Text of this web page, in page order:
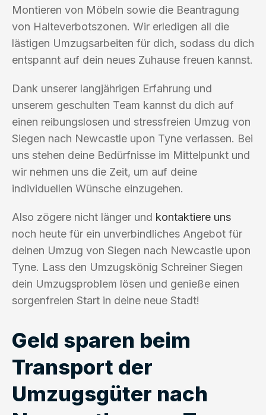
Montieren von Möbeln sowie die Beantragung
von Halteverbotszonen. Wir erledigen all die
lästigen Umzugsarbeiten für dich, sodass du dich
entspannt auf dein neues Zuhause freuen kannst.
Dank unserer langjährigen Erfahrung und
unserem geschulten Team kannst du dich auf
einen reibungslosen und stressfreien Umzug von
Siegen nach Newcastle upon Tyne verlassen. Bei
uns stehen deine Bedürfnisse im Mittelpunkt und
wir nehmen uns die Zeit, um auf deine
individuellen Wünsche einzugehen.
Also zögere nicht länger und kontaktiere uns
noch heute für ein unverbindliches Angebot für
deinen Umzug von Siegen nach Newcastle upon
Tyne. Lass den Umzugskönig Schreiner Siegen
dein Umzugsproblem lösen und genieße einen
sorgenfreien Start in deine neue Stadt!
Geld sparen beim
Transport der
Umzugsgüter nach